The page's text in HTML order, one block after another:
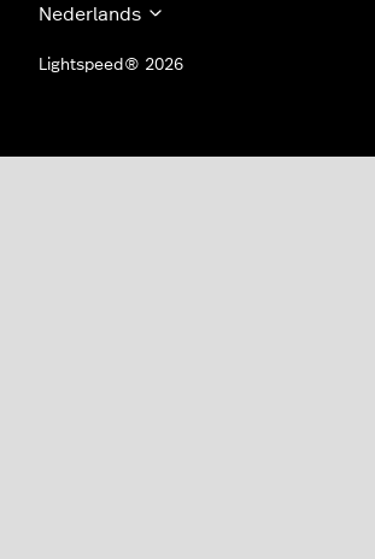
Nederlands
Lightspeed® 2026